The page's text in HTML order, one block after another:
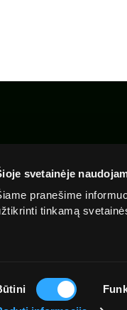
svetainėje
pranešime
tinkamą
pasirinkimas
saugomos